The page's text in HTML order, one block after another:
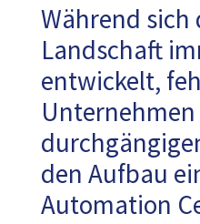
Während sich
Landschaft
entwickelt,
den Aufbau
Automation